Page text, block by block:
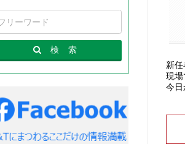
新
現場
今日
検 索